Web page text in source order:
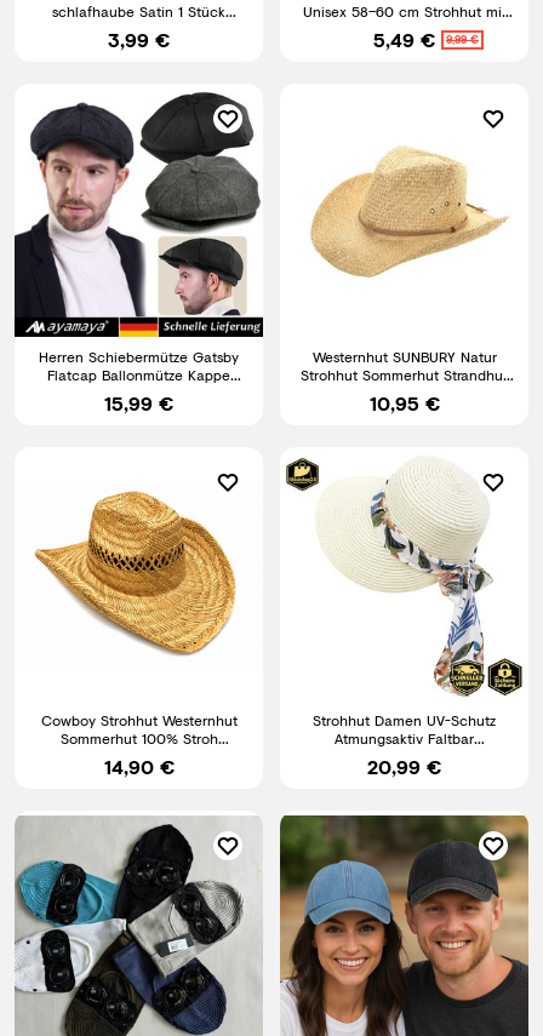
schlafhaube Satin 1 Stück
Haube zum schlafen
3,99 €
Unisex 58–60 cm Strohhut mit
Kordelzug & stabilem Rand
5,49 € 9,99 €
Herren Schiebermütze Gatsby
Flatcap Ballonmütze Kappe
Mütze Schirmmütze Tweed
15,99 €
Westernhut SUNBURY Natur
Strohhut Sommerhut Strandhut
Cowboyhut Unisex Sonnenhut
10,95 €
Cowboy Strohhut Westernhut
Sommerhut 100% Stroh
Naturhut Freizeit Urlaub
14,90 €
Strohhut Damen UV-Schutz
Atmungsaktiv Faltbar
Sommerhut Strandhut Reise
Urlaub
20,99 €